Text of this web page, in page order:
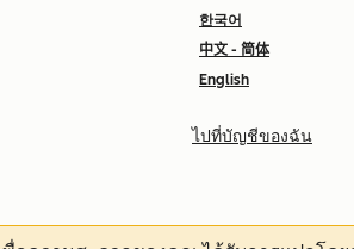
한국어
中文 - 简体
English
ไปที่บัญชีของฉัน